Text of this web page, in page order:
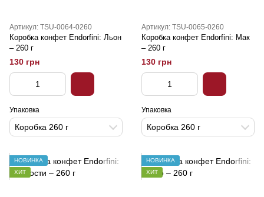
Артикул: TSU-0064-0260
Коробка конфет Endorfini: Льон
– 260 г
130 грн
Упаковка
Коробка 260 г
Артикул: TSU-0065-0260
Коробка конфет Endorfini: Мак
– 260 г
130 грн
Упаковка
Коробка 260 г
НОВИНКА
ХИТ
НОВИНКА
ХИТ